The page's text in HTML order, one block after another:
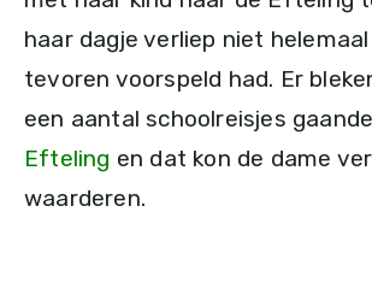
haar dagje verliep niet
tevoren voorspeld had. Er
een aantal schoolreisjes gaande
Efteling en dat kon de dame
waarderen.